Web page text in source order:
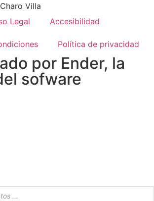
Villa
Legal
Accesibilidad
Política de privacidad
por Ender, la
sofware